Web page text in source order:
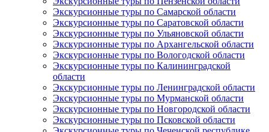
Экскурсионные туры по Самарской области
Экскурсионные туры по Саратовской области
Экскурсионные туры по Ульяновской области
Экскурсионные туры по Архангельской области
Экскурсионные туры по Вологодской области
Экскурсионные туры по Калининградской
области
Экскурсионные туры по Ленинградской области
Экскурсионные туры по Мурманской области
Экскурсионные туры по Новгородской области
Экскурсионные туры по Псковской области